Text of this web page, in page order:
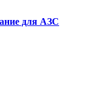
для АЗС